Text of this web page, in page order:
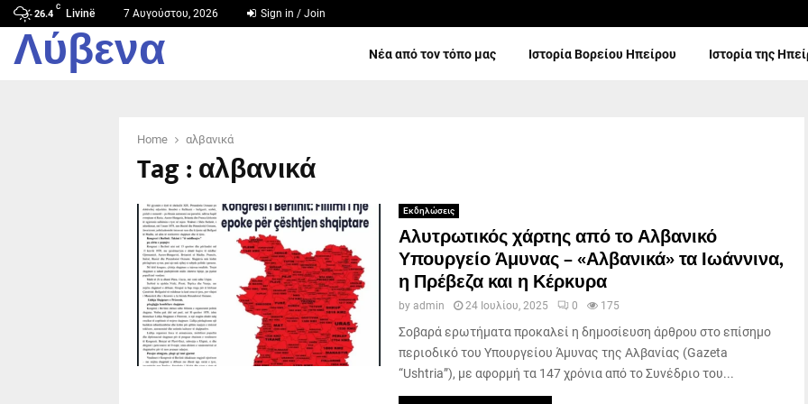
26.4
C
Livinë 7 Αυγούστου, 2026 Sign in / Join
Λύβενα Νέα από τον τόπο μας Ιστορία Βορείου Ηπείρου Ιστορία της
Home αλβανικά
Tag : αλβανικά
Εκδηλώσεις
Αλυτρωτικός χάρτης από το Αλβανικό
Υπουργείο Άμυνας – «Αλβανικά» τα Ιωάννινα,
η Πρέβεζα και η Κέρκυρα
by admin 24 Ιουλίου, 2025 0 175
Σοβαρά ερωτήματα προκαλεί η δημοσίευση άρθρου στο επίσημο
περιοδικό του Υπουργείου Άμυνας της Αλβανίας (Gazeta
“Ushtria”), με αφορμή τα 147 χρόνια από το Συνέδριο του...